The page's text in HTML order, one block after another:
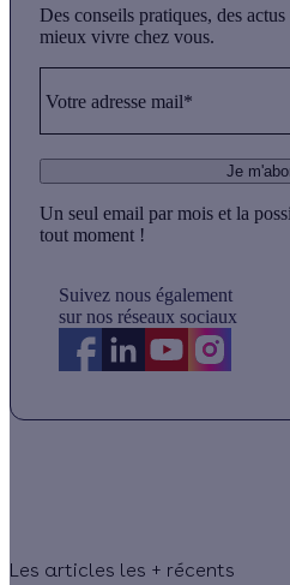
Des conseils pratiques, des
mieux vivre chez vous.
Votre adresse mail*
Je
Un seul email par mois et la
tout moment !
Suivez nous également
sur nos réseaux sociaux
Les articles les + récents